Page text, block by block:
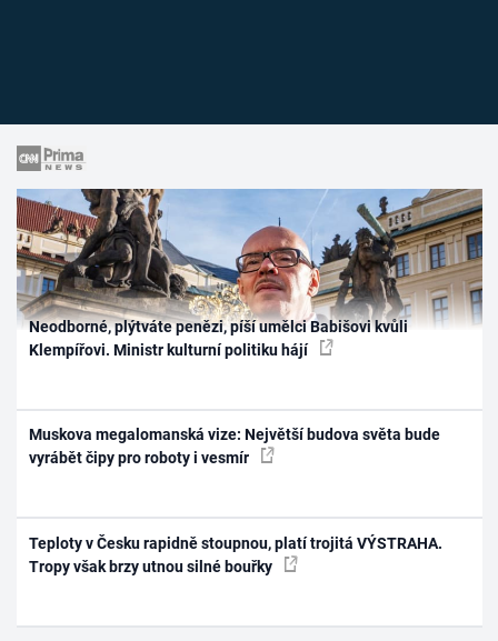
Neodborné, plýtváte penězi, píší umělci Babišovi kvůli
Klempířovi. Ministr kulturní politiku hájí
Muskova megalomanská vize: Největší budova světa bude
vyrábět čipy pro roboty i vesmír
Teploty v Česku rapidně stoupnou, platí trojitá VÝSTRAHA.
Tropy však brzy utnou silné bouřky